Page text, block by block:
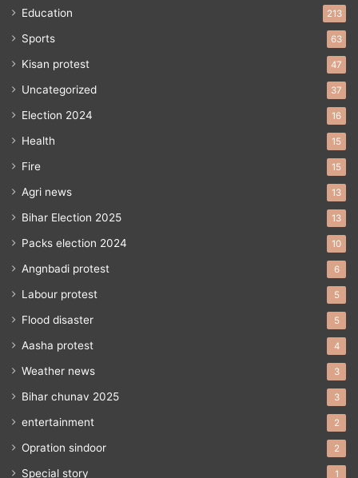
Education 213
Sports 63
Kisan protest 47
Uncategorized 37
Election 2024 16
Health 15
Fire 15
Agri news 13
Bihar Election 2025 13
Packs election 2024 10
Angnbadi protest 6
Labour protest 5
Flood disaster 5
Aasha protest 4
Weather news 3
Bihar chunav 2025 3
entertainment 2
Opration sindoor 2
Special story 1